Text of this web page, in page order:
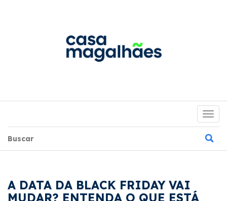
A DATA DA BLACK FRIDAY VAI
MUDAR? ENTENDA O QUE ESTÁ